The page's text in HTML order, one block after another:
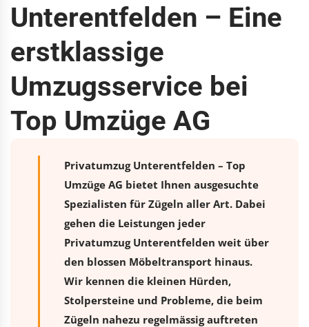
Unterentfelden – Eine
erstklassige
Umzugsservice bei
Top Umzüge AG
Privatumzug Unterentfelden – Top
Umzüge AG bietet Ihnen ausgesuchte
Spezialisten für Zügeln aller Art. Dabei
gehen die Leistungen jeder
Privatumzug Unterentfelden weit über
den blossen Möbeltransport hinaus.
Wir kennen die kleinen Hürden,
Stolpersteine und Probleme, die beim
Zügeln nahezu regelmässig auftreten